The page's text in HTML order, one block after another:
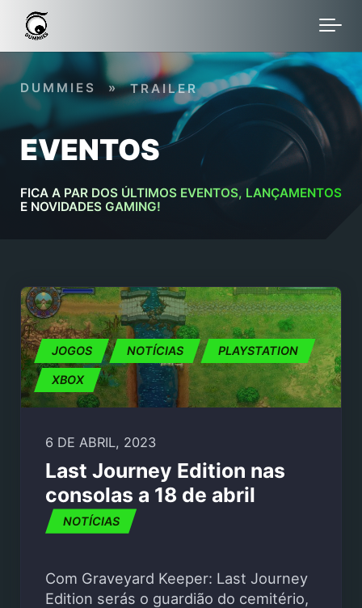
Skip to main content
EVENTOS
FICA A PAR DOS ÚLTIMOS EVENTOS, LANÇAMENTOS
E NOVIDADES GAMING!
DUMMIES » TRAILER
JOGOS NOTÍCIAS PLAYSTATION
XBOX
6 DE ABRIL, 2023
Last Journey Edition nas
consolas a 18 de abril
NOTÍCIAS
Com Graveyard Keeper: Last Journey
Edition serás o guardião do cemitério,